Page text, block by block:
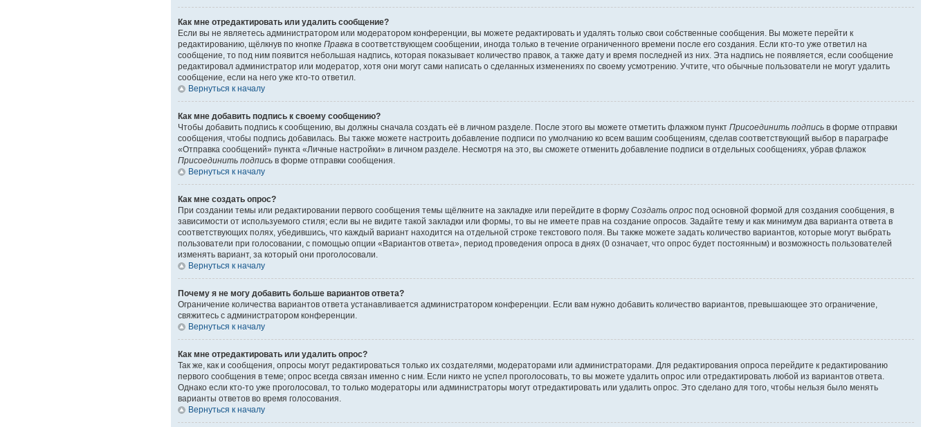
Как мне отредактировать или удалить сообщение?
Если вы не являетесь администратором или модератором конференции, вы можете редактировать и удалять только свои собственные сообщения. Вы можете перейти к
редактированию, щёлкнув по кнопке Правка в соответствующем сообщении, иногда только в течение ограниченного времени после его создания. Если кто-то уже ответил на
сообщение, то под ним появится небольшая надпись, которая показывает количество правок, а также дату и время последней из них. Эта надпись не появляется, если сообщение
редактировал администратор или модератор, хотя они могут сами написать о сделанных изменениях по своему усмотрению. Учтите, что обычные пользователи не могут удалить
сообщение, если на него уже кто-то ответил.
Вернуться к началу
Как мне добавить подпись к своему сообщению?
Чтобы добавить подпись к сообщению, вы должны сначала создать её в личном разделе. После этого вы можете отметить флажком пункт Присоединить подпись в форме отправки
сообщения, чтобы подпись добавилась. Вы также можете настроить добавление подписи по умолчанию ко всем вашим сообщениям, сделав соответствующий выбор в параграфе
«Отправка сообщений» пункта «Личные настройки» в личном разделе. Несмотря на это, вы сможете отменить добавление подписи в отдельных сообщениях, убрав флажок
Присоединить подпись в форме отправки сообщения.
Вернуться к началу
Как мне создать опрос?
При создании темы или редактировании первого сообщения темы щёлкните на закладке или перейдите в форму Создать опрос под основной формой для создания сообщения, в
зависимости от используемого стиля; если вы не видите такой закладки или формы, то вы не имеете прав на создание опросов. Задайте тему и как минимум два варианта ответа в
соответствующих полях, убедившись, что каждый вариант находится на отдельной строке текстового поля. Вы также можете задать количество вариантов, которые могут выбрать
пользователи при голосовании, с помощью опции «Вариантов ответа», период проведения опроса в днях (0 означает, что опрос будет постоянным) и возможность пользователей
изменять вариант, за который они проголосовали.
Вернуться к началу
Почему я не могу добавить больше вариантов ответа?
Ограничение количества вариантов ответа устанавливается администратором конференции. Если вам нужно добавить количество вариантов, превышающее это ограничение,
свяжитесь с администратором конференции.
Вернуться к началу
Как мне отредактировать или удалить опрос?
Так же, как и сообщения, опросы могут редактироваться только их создателями, модераторами или администраторами. Для редактирования опроса перейдите к редактированию
первого сообщения в теме; опрос всегда связан именно с ним. Если никто не успел проголосовать, то вы можете удалить опрос или отредактировать любой из вариантов ответа.
Однако если кто-то уже проголосовал, то только модераторы или администраторы могут отредактировать или удалить опрос. Это сделано для того, чтобы нельзя было менять
варианты ответов во время голосования.
Вернуться к началу